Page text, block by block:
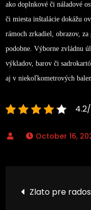
ako doplnkové či náladové
či miesta inštalácie dokážu
rámoch zrkadiel, obrazov,
podobne. Výborne zvládnu
výkladov, barov či
aj v niekoľkometrových
October 16,
Post
Zlato pre